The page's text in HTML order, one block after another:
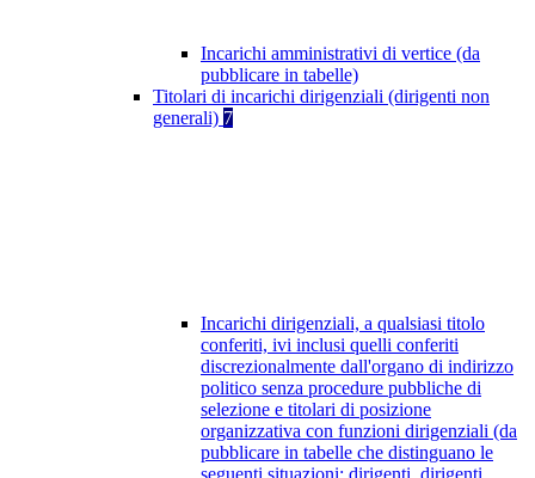
Incarichi amministrativi di vertice (da
pubblicare in tabelle)
Titolari di incarichi dirigenziali (dirigenti non
generali) 7
Incarichi dirigenziali, a qualsiasi titolo
conferiti, ivi inclusi quelli conferiti
discrezionalmente dall'organo di indirizzo
politico senza procedure pubbliche di
selezione e titolari di posizione
organizzativa con funzioni dirigenziali (da
pubblicare in tabelle che distinguano le